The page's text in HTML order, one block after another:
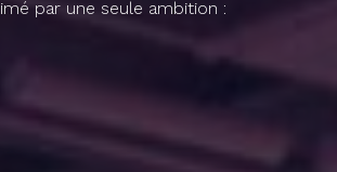
imé par une seule ambition :